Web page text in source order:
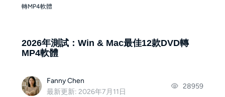
轉MP4軟體
2026年測試：Win & Mac最佳12款DVD轉
MP4軟體
Fanny Chen
最新更新: 2026年7月11日
28959